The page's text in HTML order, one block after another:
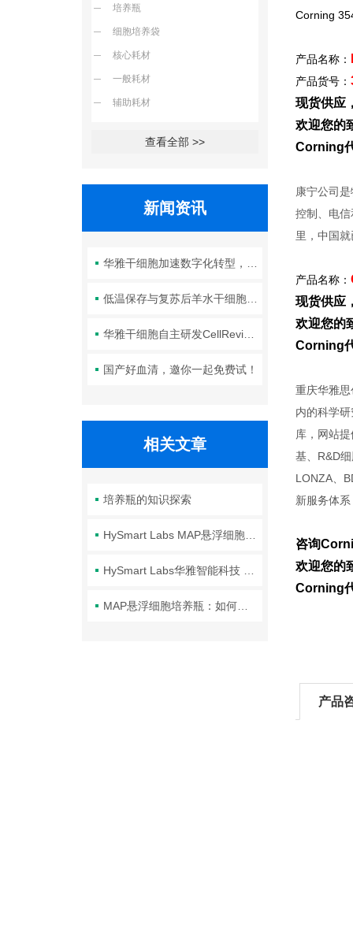
培养瓶
细胞培养袋
核心耗材
一般耗材
辅助耗材
查看全部 >>
新闻资讯
国产好血清，邀你一起免费试！
相关文章
培养瓶的知识探索
Corning
产品名称：
产品货号：
现货供应
欢迎您
Corning
康宁公司
控制、电
里，中国
产品名称：
现货供应
欢迎您
Corning
重庆华雅
内的科学
库，网站
基、R&D
LONZA、
新服务体
咨询
欢迎您
Corning
产品